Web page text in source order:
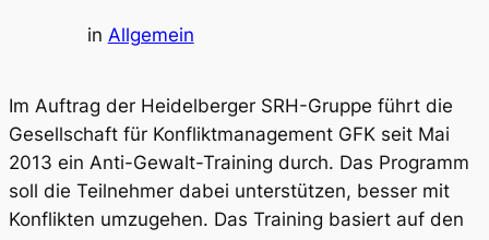
in Allgemein
Im Auftrag der Heidelberger SRH-Gruppe führt die
Gesellschaft für Konfliktmanagement GFK seit Mai
2013 ein Anti-Gewalt-Training durch. Das Programm
soll die Teilnehmer dabei unterstützen, besser mit
Konflikten umzugehen. Das Training basiert auf den